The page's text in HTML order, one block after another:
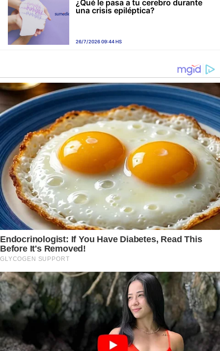
¿Qué le pasa a tu cerebro durante
una crisis epiléptica?
26/7/2026 09:44 HS